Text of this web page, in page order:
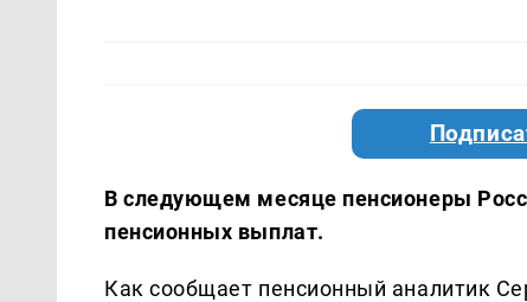
В следующем месяце пенсионеры
пенсионных выплат.
Как сообщает пенсионный аналитик